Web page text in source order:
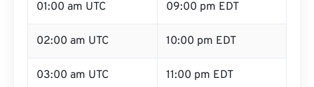
01:00 am UTC 09:00 pm EDT
02:00 am UTC 10:00 pm EDT
03:00 am UTC 11:00 pm EDT